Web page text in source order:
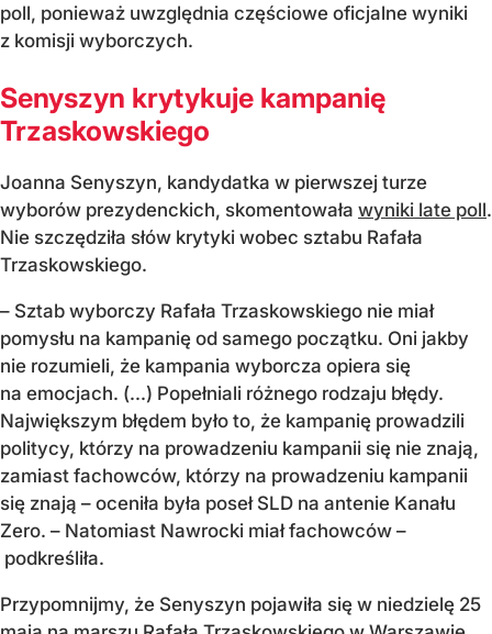
poll, ponieważ uwzględnia częściowe oficjalne wyniki
z komisji wyborczych.
Senyszyn krytykuje kampanię
Trzaskowskiego
Joanna Senyszyn, kandydatka w pierwszej turze
wyborów prezydenckich, skomentowała wyniki late poll.
Nie szczędziła słów krytyki wobec sztabu Rafała
Trzaskowskiego.
– Sztab wyborczy Rafała Trzaskowskiego nie miał
pomysłu na kampanię od samego początku. Oni jakby
nie rozumieli, że kampania wyborcza opiera się
na emocjach. (...) Popełniali różnego rodzaju błędy.
Największym błędem było to, że kampanię prowadzili
politycy, którzy na prowadzeniu kampanii się nie znają,
zamiast fachowców, którzy na prowadzeniu kampanii
się znają – oceniła była poseł SLD na antenie Kanału
Zero. – Natomiast Nawrocki miał fachowców –
podkreśliła.
Przypomnijmy, że Senyszyn pojawiła się w niedzielę 25